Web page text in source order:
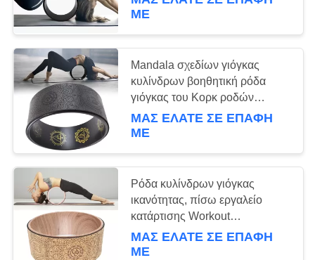
ΠΟΙΟΤΙΚΌΣ
ΈΛΕΓΧΟΣ
ΕΠΑΦΉ
ΖΗΤΉΣΤΕ
ΈΝΑ
ΑΠΌΣΠΑΣΜΑ
SITEMAP
ΜΕ
Mandala σχεδίων γιόγκας
κυλίνδρων βοηθητική ρόδα
γιόγκας του Κορκ ροδών
backbend φυσική/ρόδα μασάζ
ΜΑΣ ΕΛΆΤΕ ΣΕ ΕΠΑΦΉ
ΜΕ
Ρόδα κυλίνδρων γιόγκας
ικανότητας, πίσω εργαλείο
κατάρτισης Workout
γυμναστικής κύκλων γιόγκας
ροδών TPE γιόγκας του Κορκ
ΜΑΣ ΕΛΆΤΕ ΣΕ ΕΠΑΦΉ
ΜΕ